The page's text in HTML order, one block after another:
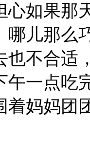
心如果那
哪儿那么
也不合适
午一点吃
着妈妈